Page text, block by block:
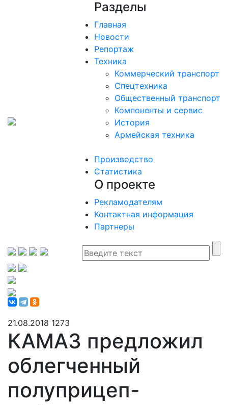
Разделы
Главная
Новости
Репортаж
Техника
Коммерческий транспорт
Спецтехника
Общественный транспорт
Компоненты и сервис
История
Армейская техника
Производство
Статистика
О проекте
Рекламодателям
Контактная информация
Партнеры
21.08.2018 1273
КАМАЗ предложил
облегченный
полуприцеп-